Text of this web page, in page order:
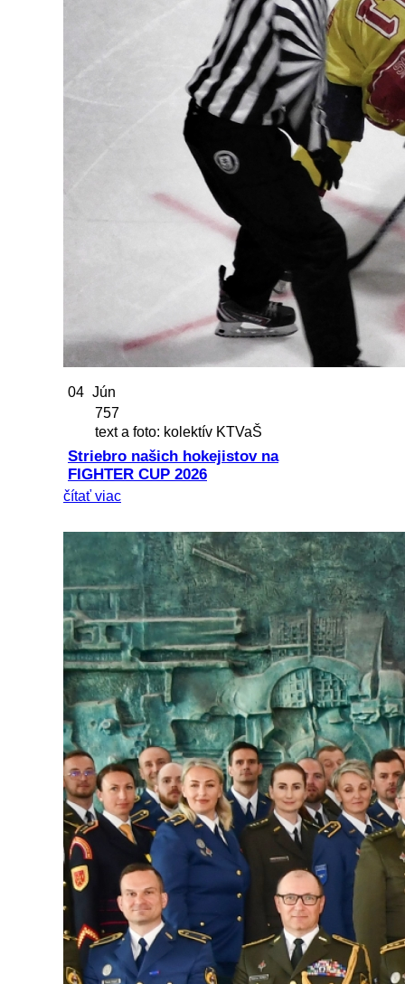
04 Jún
757
text a foto: kolektív KTVaŠ
Striebro našich hokejistov na
FIGHTER CUP 2026
čítať viac